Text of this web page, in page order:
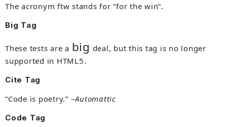
The acronym ftw stands for “for the win”.
Big Tag
These tests are a big deal, but this tag is no longer
supported in HTML5.
Cite Tag
“Code is poetry.” –Automattic
Code Tag